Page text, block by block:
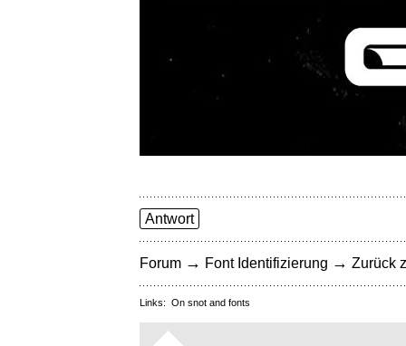
Antwort
Forum → Font Identifizierung → Zurück
Links: On snot and fonts